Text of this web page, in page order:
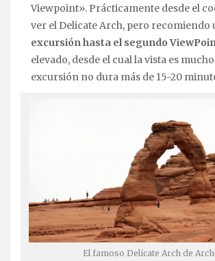
Viewpoint». Prácticamente desde el
ver el Delicate Arch, pero recomiendo
excursión hasta el segundo
elevado, desde el cual la vista es
excursión no dura más de 15-20
El famoso Delicate Arch de